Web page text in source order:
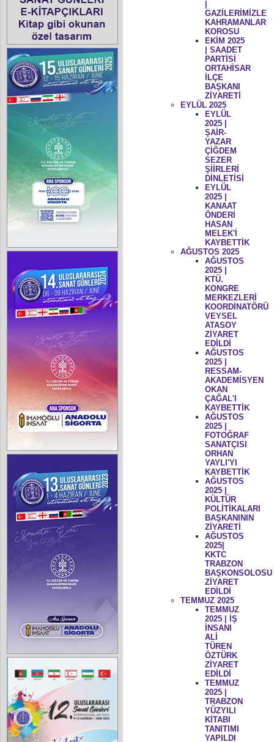
GAZİLERİMİZLE
KAHRAMANLAR
KOROSU
EKİM 2025
| SAADET
PARTİSİ
ORTAHİSAR
İLÇE
BAŞKANI
ZİYARETİ
EYLÜL 2025
EYLÜL
2025 |
ŞAİR-
YAZAR
ÇİĞDEM
SEZER
ŞİİRLERİ
DİNLETİSİ
EYLÜL
2025 |
KANAAT
ÖNDERİ
HASAN
MELEK'İ
KAYBETTİK
AĞUSTOS 2025
AĞUSTOS
2025 |
KTÜ.
KONGRE
MERKEZLERİ
KOORDİNATÖRÜ
VEYSEL
ATASOY
ZİYARET
EDİLDİ
AĞUSTOS
2025 |
RESSAM-
AKADEMİSYEN
OKAN
ÇAĞAL'I
KAYBETTİK
AĞUSTOS
2025 |
FOTOĞRAF
SANATÇISI
ORHAN
YAYLI'YI
KAYBETTİK
AĞUSTOS
2025 |
KÜLTÜR
POLİTİKALARI
BAŞKANININ
ZİYARETİ
AĞUSTOS
2025|
KKTC
TRABZON
BAŞKONSOLOSU
ZİYARET
EDİLDİ
TEMMUZ 2025
TEMMUZ
2025 | İŞ
İNSANI
ALİ
TÜREN
ÖZTÜRK
ZİYARET
EDİLDİ
TEMMUZ
2025 |
TRABZON
YÜZYILI
KİTABI
TANITIMI
YAPILDI